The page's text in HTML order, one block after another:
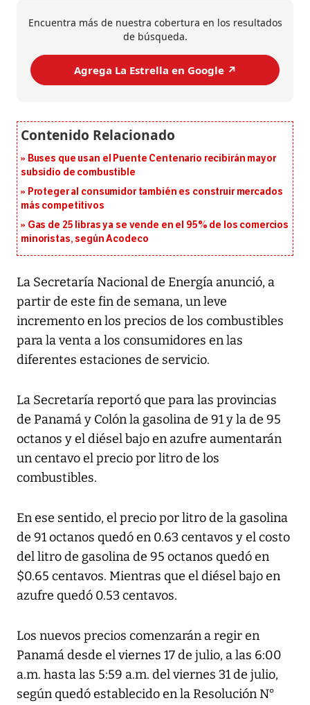
Encuentra más de nuestra cobertura en los resultados
de búsqueda.
Agrega La Estrella en Google ↗️
Buses que usan el Puente Centenario recibirán mayor
subsidio de combustible
Proteger al consumidor también es construir mercados
más competitivos
Gas de 25 libras ya se vende en el 95% de los comercios
minoristas, según Acodeco
La Secretaría Nacional de Energía anunció, a
partir de este fin de semana, un leve
incremento en los precios de los combustibles
para la venta a los consumidores en las
diferentes estaciones de servicio.
La Secretaría reportó que para las provincias
de Panamá y Colón la gasolina de 91 y la de 95
octanos y el diésel bajo en azufre aumentarán
un centavo el precio por litro de los
combustibles.
En ese sentido, el precio por litro de la gasolina
de 91 octanos quedó en 0.63 centavos y el costo
del litro de gasolina de 95 octanos quedó en
$0.65 centavos. Mientras que el diésel bajo en
azufre quedó 0.53 centavos.
Los nuevos precios comenzarán a regir en
Panamá desde el viernes 17 de julio, a las 6:00
a.m. hasta las 5:59 a.m. del viernes 31 de julio,
según quedó establecido en la Resolución N°